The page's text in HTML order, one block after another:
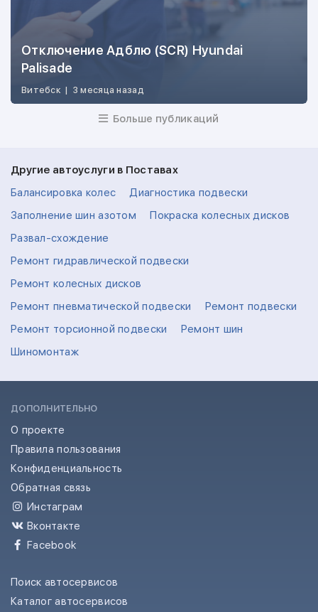
Отключение Адблю (SCR) Hyundai
Palisade
Витебск | 3 месяца назад
Больше публикаций
Другие автоуслуги в Поставах
Балансировка колес
Диагностика подвески
Заполнение шин азотом
Покраска колесных дисков
Развал-схождение
Ремонт гидравлической подвески
Ремонт колесных дисков
Ремонт пневматической подвески
Ремонт подвески
Ремонт торсионной подвески
Ремонт шин
Шиномонтаж
ДОПОЛНИТЕЛЬНО
О проекте
Правила пользования
Конфиденциальность
Обратная связь
Инстаграм
Вконтакте
Facebook
Поиск автосервисов
Каталог автосервисов